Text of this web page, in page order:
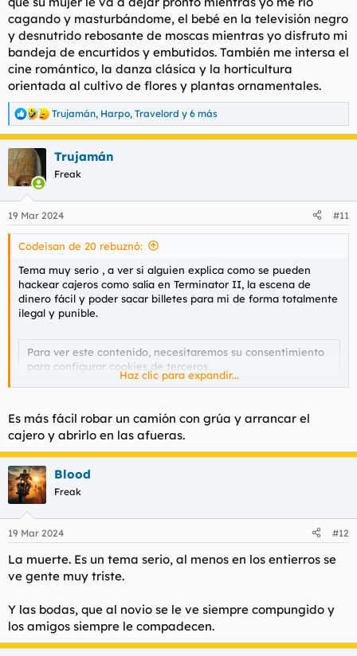
cagando y masturbándome, el bebé en la televisión negro
y desnutrido rebosante de moscas mientras yo disfruto mi
bandeja de encurtidos y embutidos. También me intersa el
cine romántico, la danza clásica y la horticultura
orientada al cultivo de flores y plantas ornamentales.
R
e
a
c
c
i
e
s
Trujamán, Harpo, Travelord y 6 más
Trujamán
Freak
19 Mar 2024 #11
Codeisan de 20 rebuznó:
Tema muy serio , a ver si alguien explica como se pueden
hackear cajeros como salía en Terminator II, la escena de
dinero fácil y poder sacar billetes para mi de forma totalmente
ilegal y punible.
Para ver este contenido, necesitaremos su consentimiento
para configurar cookies de terceros.
Para obtener información más detallada, consulte nuestra
Aceptar cookies de terceros
Haz clic para expandir...
Es más fácil robar un camión con grúa y arrancar el
cajero y abrirlo en las afueras.
Blood
Freak
19 Mar 2024 #12
La muerte. Es un tema serio, al menos en los entierros se
ve gente muy triste.
Y las bodas, que al novio se le ve siempre compungido y
los amigos siempre le compadecen.